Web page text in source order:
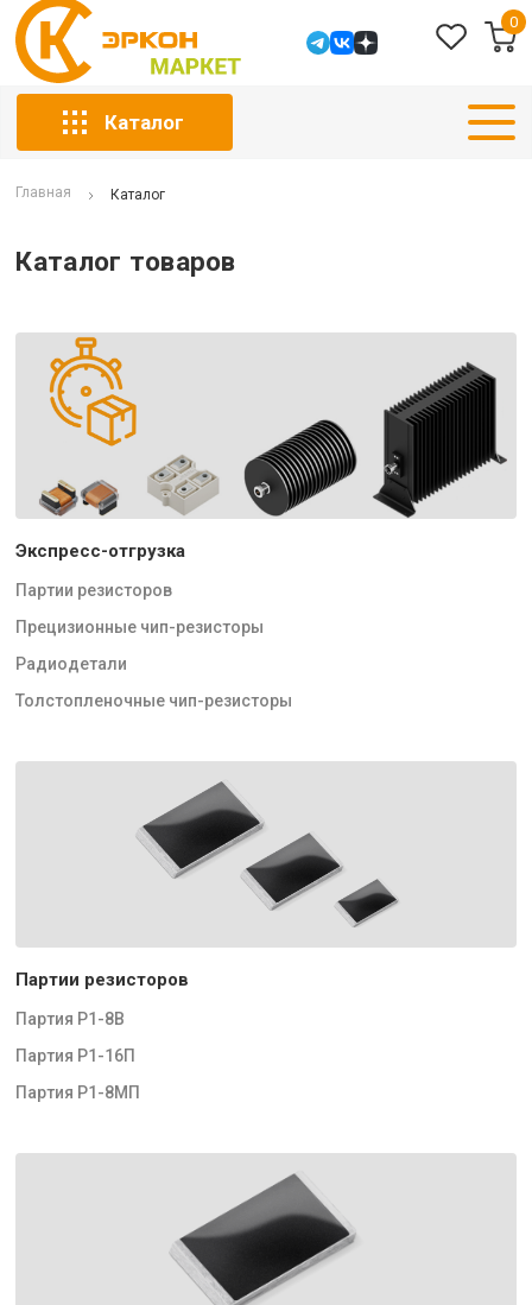
0
Каталог
Главная Каталог
Каталог товаров
Экспресс-отгрузка
Партии резисторов
Прецизионные чип-резисторы
Радиодетали
Толстопленочные чип-резисторы
Партии резисторов
Партия Р1-8В
Партия Р1-16П
Партия Р1-8МП